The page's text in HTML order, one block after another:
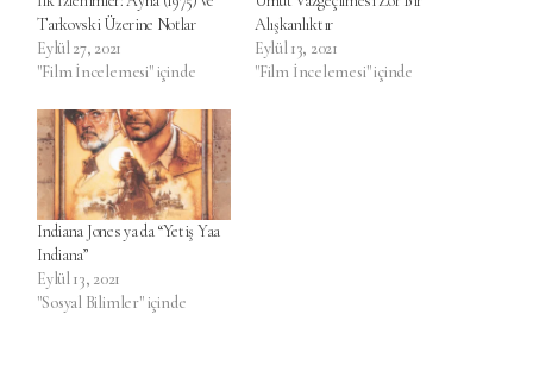
Tarkovski Üzerine Notlar
Eylül 27, 2021
"Film İncelemesi" içinde
Alışkanlıktır
Eylül 13, 2021
"Film İncelemesi" içinde
Indiana Jones ya da “Yetiş Yaa
Indiana”
Eylül 13, 2021
"Sosyal Bilimler" içinde